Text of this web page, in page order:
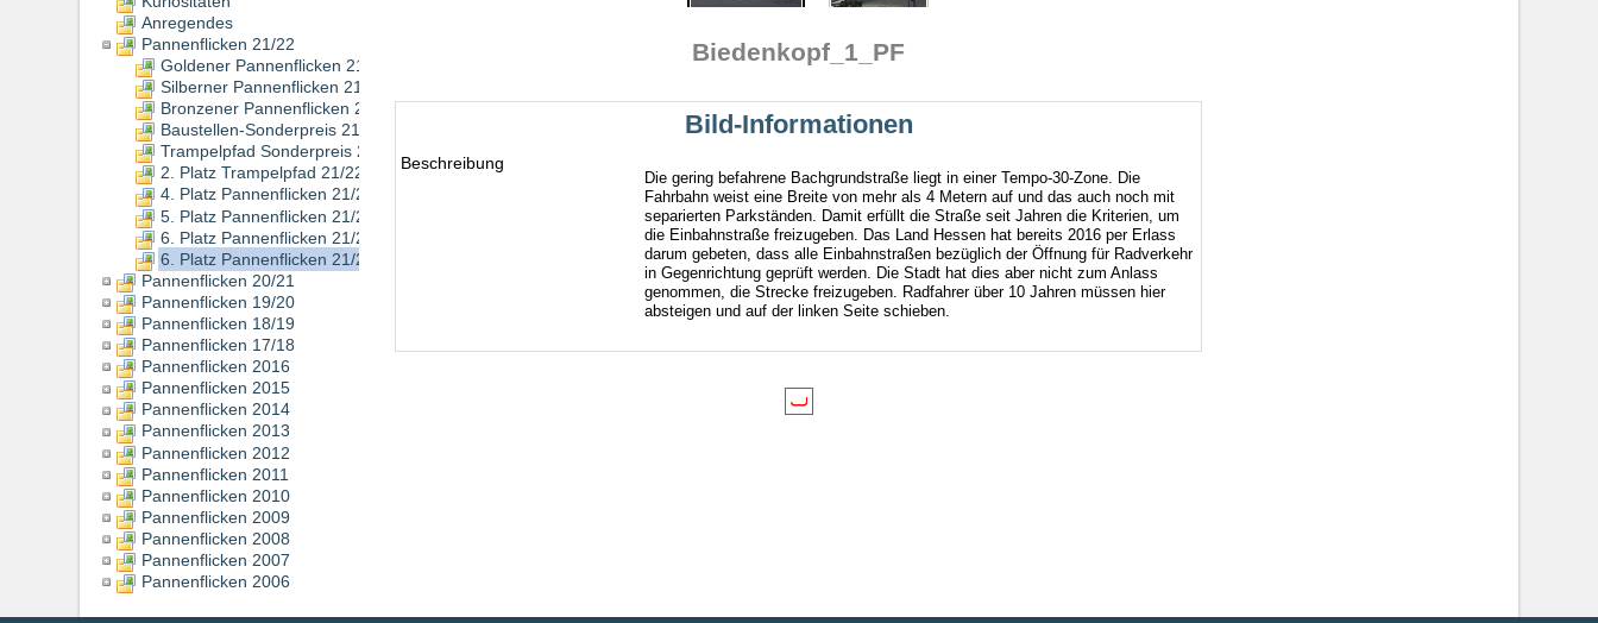
Anregendes
Pannenflicken 21/22
Goldener Pannenflicken 21/22 - Flughafentunnel Stuttgart
Silberner Pannenflicken 21/22 - Wuppertal
Bronzener Pannenflicken 21/22 - Wendlingen-Köngen
Baustellen-Sonderpreis 21/22 - Radverkehrsghetto Duisburg
Trampelpfad Sonderpreis 21/22 - Büdingen
2. Platz Trampelpfad 21/22 Duisburg
4. Platz Pannenflicken 21/22 - Köngen
5. Platz Pannenflicken 21/22 - Frickenhausen
6. Platz Pannenflicken 21/22 - Hannoversch Münden
6. Platz Pannenflicken 21/22 - Biedenkopf
Pannenflicken 20/21
Pannenflicken 19/20
Pannenflicken 18/19
Pannenflicken 17/18
Pannenflicken 2016
Pannenflicken 2015
Pannenflicken 2014
Pannenflicken 2013
Pannenflicken 2012
Pannenflicken 2011
Pannenflicken 2010
Pannenflicken 2009
Pannenflicken 2008
Pannenflicken 2007
Pannenflicken 2006
Biedenkopf_1_PF
Bild-Informationen
Beschreibung
Die gering befahrene Bachgrundstraße liegt in einer Tempo-30-Zone. Die
Fahrbahn weist eine Breite von mehr als 4 Metern auf und das auch noch mit
separierten Parkständen. Damit erfüllt die Straße seit Jahren die Kriterien, um
die Einbahnstraße freizugeben. Das Land Hessen hat bereits 2016 per Erlass
darum gebeten, dass alle Einbahnstraßen bezüglich der Öffnung für Radverkehr
in Gegenrichtung geprüft werden. Die Stadt hat dies aber nicht zum Anlass
genommen, die Strecke freizugeben. Radfahrer über 10 Jahren müssen hier
absteigen und auf der linken Seite schieben.